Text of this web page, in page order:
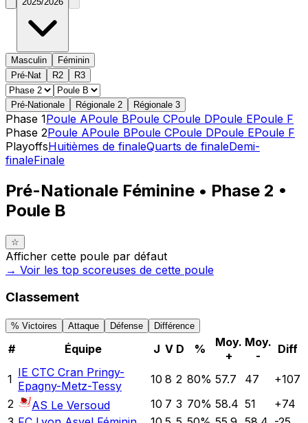
Masculin
Féminin
Pré-Nat
R2 R3
Pré-Nationale Régionale 2 Régionale 3
Phase 1Poule APoule BPoule CPoule DPoule EPoule F
Phase 2Poule APoule BPoule CPoule DPoule EPoule F
PlayoffsHuitièmes de finaleQuarts de finaleDemi-
finaleFinale
Pré-Nationale Féminine • Phase 2 •
Poule B
☆
Afficher cette poule par défaut
→ Voir les top scoreuses de cette poule
Classement
% Victoires Attaque Défense Différence
# Équipe J V D %
Moy.
+
Moy.
-
Diff
1 IE CTC Cran Pringy-
Epagny-Metz-Tessy
10 8 2 80% 57.7 47 +107
2
AS Le Versoud 10 7 3 70% 58.4 51 +74